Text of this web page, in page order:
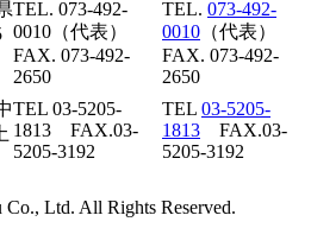
TEL. 073-492-
0010（代表）
FAX. 073-492-
2650
TEL. 073-492-
0010 （代表）
FAX. 073-492-
2650
TEL 03-5205-
1813 FAX.03-
5205-3192
TEL 03-5205-
1813 FAX.03-
5205-3192
Ltd. All Rights Reserved.